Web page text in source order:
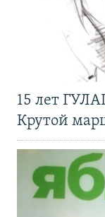
15 лет
Крутой